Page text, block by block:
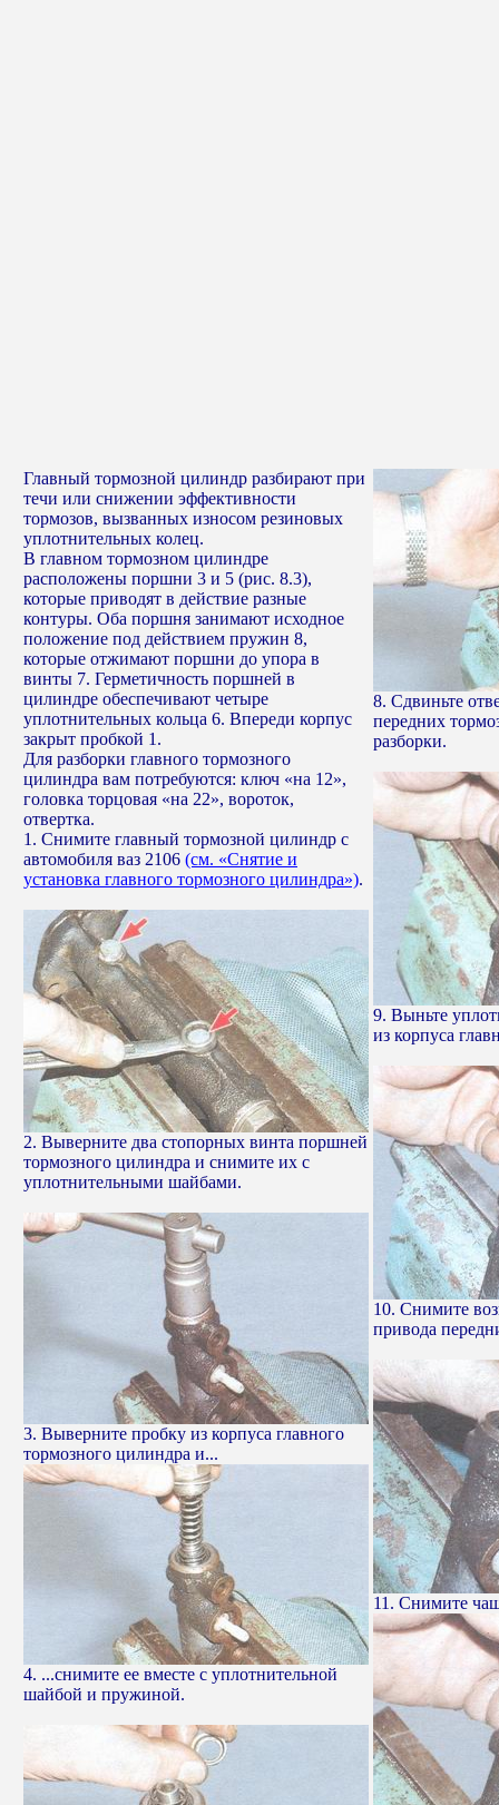
Главный тормозной цилиндр разбирают при
течи или снижении эффективности
тормозов, вызванных износом резиновых
уплотнительных колец.
В главном тормозном цилиндре
расположены поршни 3 и 5 (рис. 8.3),
которые приводят в действие разные
контуры. Оба поршня занимают исходное
положение под действием пружин 8,
которые отжимают поршни до упора в
винты 7. Герметичность поршней в
цилиндре обеспечивают четыре
уплотнительных кольца 6. Впереди корпус
закрыт пробкой 1.
Для разборки главного тормозного
цилиндра вам потребуются: ключ «на 12»,
головка торцовая «на 22», вороток,
отвертка.
1. Снимите главный тормозной цилиндр с
автомобиля ваз 2106 (см. «Снятие и
установка главного тормозного цилиндра»).
2. Выверните два стопорных винта поршней
тормозного цилиндра и снимите их с
уплотнительными шайбами.
3. Выверните пробку из корпуса главного
тормозного цилиндра и...
4. ...снимите ее вместе с уплотнительной
шайбой и пружиной.
8. Сдвиньте
передних
разборки.
9. Выньте
из корпуса
10. Снимите
привода
11. Снимите